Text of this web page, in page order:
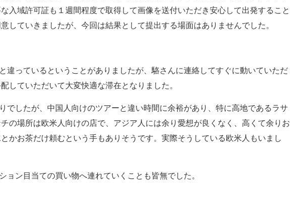
入域許可証も１週間程度で取得して画像を送付いただき安心して出発すること
していきましたが、今回は結果として提出する場面はありませんでした。
違っているということがありましたが、駱さんに連絡してすぐに動いていただ
していただいて大変快適な滞在となりました。
でしたが、中国人向けのツアーと違い時間に余裕があり、特に高地であるラサ
の場所は欧米人向けの店で、アジア人には余り愛想が良くなく、高くて余りお
かお茶だけ頼むという手もありそうです。実際そうしている欧米人もいまし
ョン目当ての買い物へ連れていくことも皆無でした。